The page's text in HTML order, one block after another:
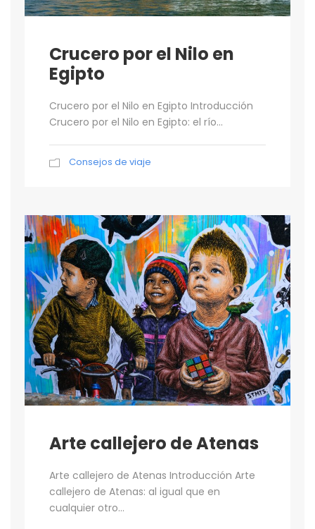
Crucero por el Nilo en
Egipto
Crucero por el Nilo en Egipto Introducción
Crucero por el Nilo en Egipto: el río...
Consejos de viaje
Arte callejero de Atenas
Arte callejero de Atenas Introducción Arte
callejero de Atenas: al igual que en
cualquier otro...